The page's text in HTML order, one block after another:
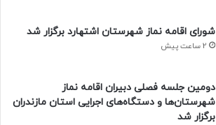
شورای اقامه نماز شهرستان اشتهارد برگزار شد
2 ساعت پیش
دومین جلسه فصلی دبیران اقامه نماز
شهرستان‌ها و دستگاه‌های اجرایی استان مازندران
برگزار شد